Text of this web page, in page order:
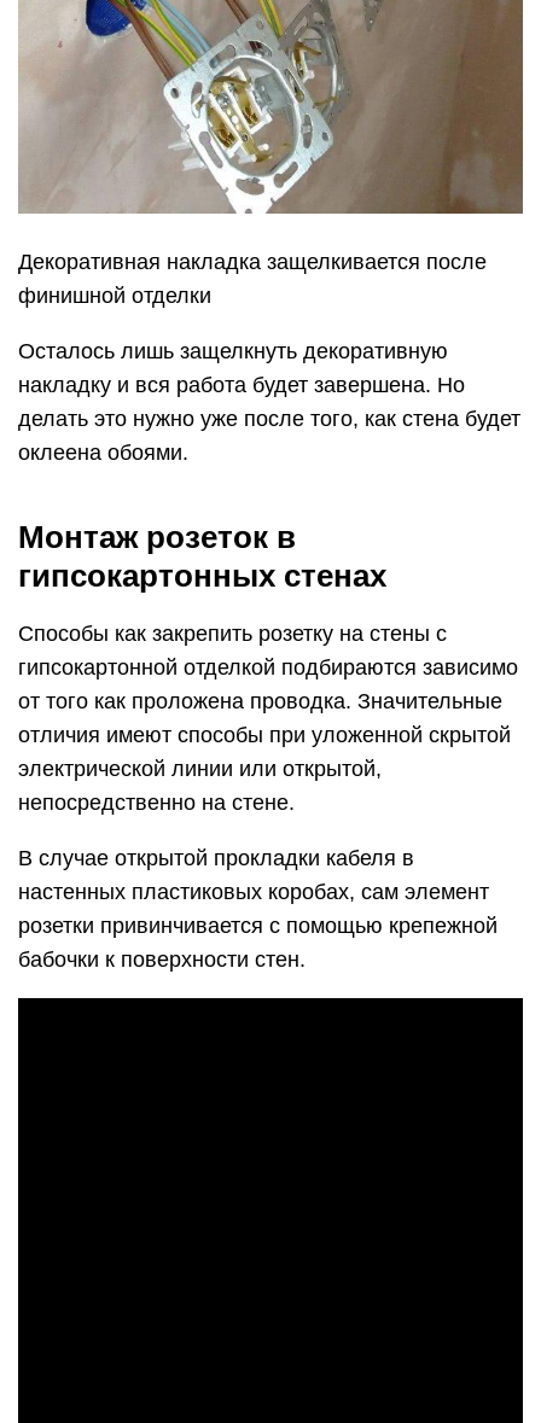
Декоративная накладка защелкивается после
финишной отделки
Осталось лишь защелкнуть декоративную
накладку и вся работа будет завершена. Но
делать это нужно уже после того, как стена будет
оклеена обоями.
Монтаж розеток в
гипсокартонных стенах
Способы как закрепить розетку на стены с
гипсокартонной отделкой подбираются зависимо
от того как проложена проводка. Значительные
отличия имеют способы при уложенной скрытой
электрической линии или открытой,
непосредственно на стене.
В случае открытой прокладки кабеля в
настенных пластиковых коробах, сам элемент
розетки привинчивается с помощью крепежной
бабочки к поверхности стен.